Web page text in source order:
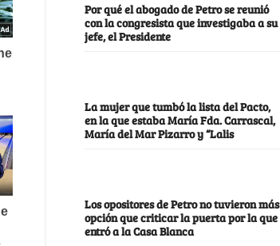
Por qué el abogado de Petro se reunió
con la congresista que investigaba a su
jefe, el Presidente
La mujer que tumbó la lista del Pacto,
en la que estaba María Fda. Carrascal,
María del Mar Pizarro y “Lalis
Los opositores de Petro no tuvieron más
opción que criticar la puerta por la que
entró a la Casa Blanca